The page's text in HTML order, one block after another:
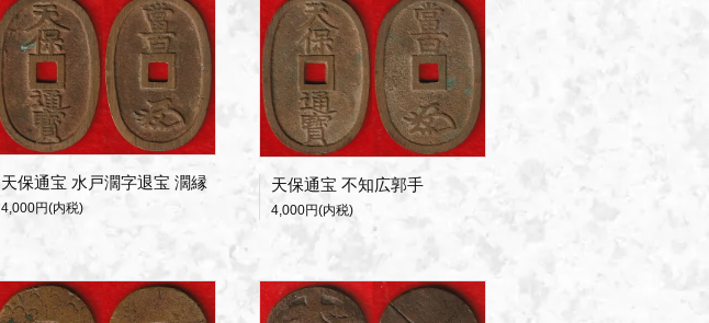
天保通宝 水戸濶字退宝 濶縁
4,000円(内税)
天保通宝 不知広郭手
4,000円(内税)